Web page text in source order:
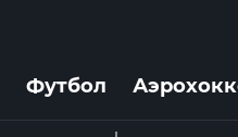
Футбол